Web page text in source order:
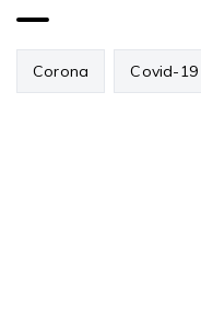
Corona Covid-19